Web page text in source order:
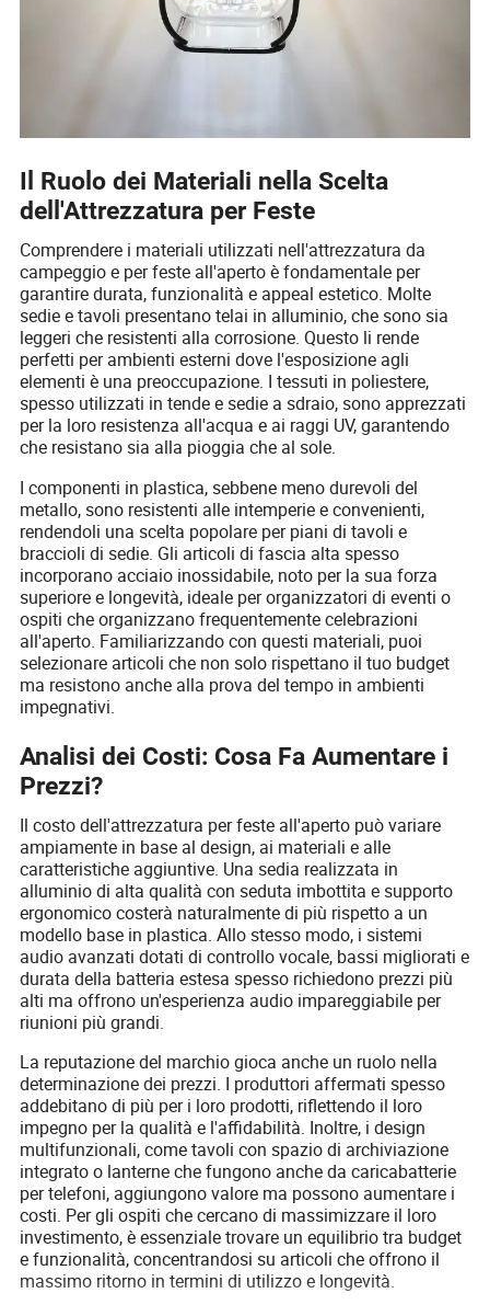
Il Ruolo dei Materiali nella Scelta
dell'Attrezzatura per Feste
Comprendere i materiali utilizzati nell'attrezzatura da
campeggio e per feste all'aperto è fondamentale per
garantire durata, funzionalità e appeal estetico. Molte
sedie e tavoli presentano telai in alluminio, che sono sia
leggeri che resistenti alla corrosione. Questo li rende
perfetti per ambienti esterni dove l'esposizione agli
elementi è una preoccupazione. I tessuti in poliestere,
spesso utilizzati in tende e sedie a sdraio, sono apprezzati
per la loro resistenza all'acqua e ai raggi UV, garantendo
che resistano sia alla pioggia che al sole.
I componenti in plastica, sebbene meno durevoli del
metallo, sono resistenti alle intemperie e convenienti,
rendendoli una scelta popolare per piani di tavoli e
braccioli di sedie. Gli articoli di fascia alta spesso
incorporano acciaio inossidabile, noto per la sua forza
superiore e longevità, ideale per organizzatori di eventi o
ospiti che organizzano frequentemente celebrazioni
all'aperto. Familiarizzando con questi materiali, puoi
selezionare articoli che non solo rispettano il tuo budget
ma resistono anche alla prova del tempo in ambienti
impegnativi.
Analisi dei Costi: Cosa Fa Aumentare i
Prezzi?
Il costo dell'attrezzatura per feste all'aperto può variare
ampiamente in base al design, ai materiali e alle
caratteristiche aggiuntive. Una sedia realizzata in
alluminio di alta qualità con seduta imbottita e supporto
ergonomico costerà naturalmente di più rispetto a un
modello base in plastica. Allo stesso modo, i sistemi
audio avanzati dotati di controllo vocale, bassi migliorati e
durata della batteria estesa spesso richiedono prezzi più
alti ma offrono un'esperienza audio impareggiabile per
riunioni più grandi.
La reputazione del marchio gioca anche un ruolo nella
determinazione dei prezzi. I produttori affermati spesso
addebitano di più per i loro prodotti, riflettendo il loro
impegno per la qualità e l'affidabilità. Inoltre, i design
multifunzionali, come tavoli con spazio di archiviazione
integrato o lanterne che fungono anche da caricabatterie
per telefoni, aggiungono valore ma possono aumentare i
costi. Per gli ospiti che cercano di massimizzare il loro
investimento, è essenziale trovare un equilibrio tra budget
e funzionalità, concentrandosi su articoli che offrono il
massimo ritorno in termini di utilizzo e longevità.